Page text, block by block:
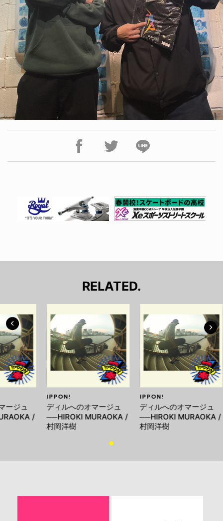
RELATED.
ージュ
/
IPPON!
ディルへのオマージュ
──HIROKI MURAOKA /
村岡洋樹
IPPON!
ディルへのオマージュ
──HIROKI MURAOKA /
村岡洋樹